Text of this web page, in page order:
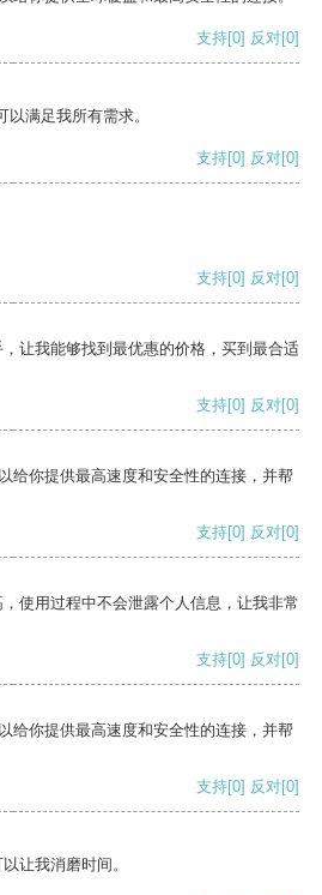
支持[0] 反对[0]
满足我所有需求。
支持[0] 反对[0]
支持[0] 反对[0]
让我能够找到最优惠的价格，买到最合适
支持[0] 反对[0]
给你提供最高速度和安全性的连接，并帮
支持[0] 反对[0]
使用过程中不会泄露个人信息，让我非常
支持[0] 反对[0]
给你提供最高速度和安全性的连接，并帮
支持[0] 反对[0]
让我消磨时间。